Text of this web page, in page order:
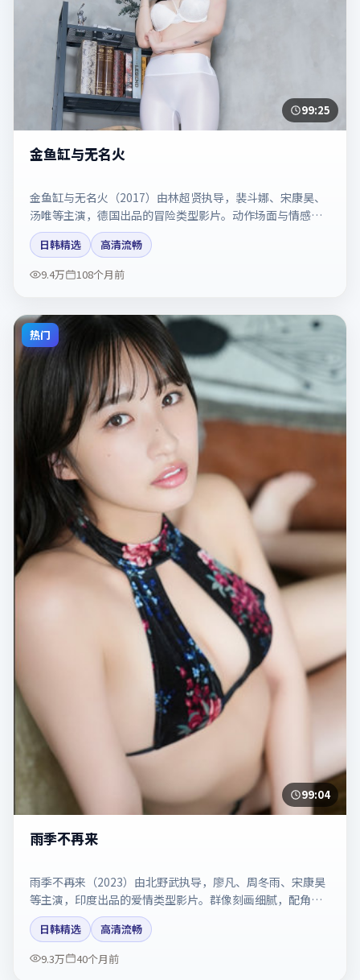
99:25
金鱼缸与无名火
金鱼缸与无名火（2017）由林超贤执导，裴斗娜、宋康昊、
汤唯等主演，德国出品的冒险类型影片。动作场面与情感戏
比例拿捏得当。剧情简介与主创信息可供检索参考，上映日
期以片方资料为准。
日韩精选
高清流畅
9.4万
108个月前
热门
99:04
雨季不再来
雨季不再来（2023）由北野武执导，廖凡、周冬雨、宋康昊
等主演，印度出品的爱情类型影片。群像刻画细腻，配角同
样出彩。剧情简介与主创信息可供检索参考，上映日期以片
方资料为准。
日韩精选
高清流畅
9.3万
40个月前